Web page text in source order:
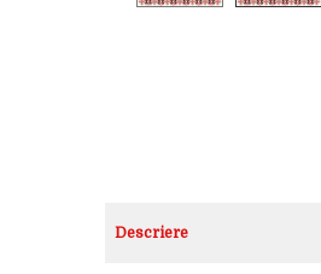
Descriere